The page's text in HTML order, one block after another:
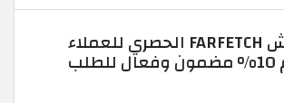
كود فارفيتش FARFETCH الحصري للعملاء
الجدد | خصم 10% مضمون وفعال للطلب